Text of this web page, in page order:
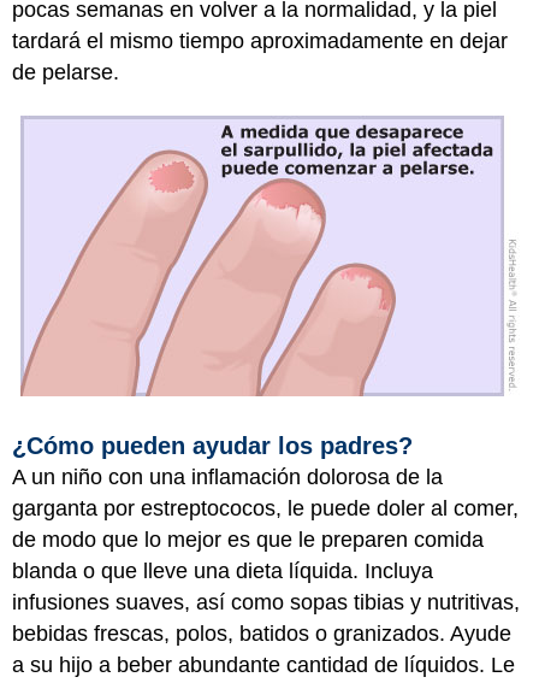
pocas semanas en volver a la normalidad, y la piel
tardará el mismo tiempo aproximadamente en dejar
de pelarse.
¿Cómo pueden ayudar los padres?
A un niño con una inflamación dolorosa de la
garganta por estreptococos, le puede doler al comer,
de modo que lo mejor es que le preparen comida
blanda o que lleve una dieta líquida. Incluya
infusiones suaves, así como sopas tibias y nutritivas,
bebidas frescas, polos, batidos o granizados. Ayude
a su hijo a beber abundante cantidad de líquidos. Le